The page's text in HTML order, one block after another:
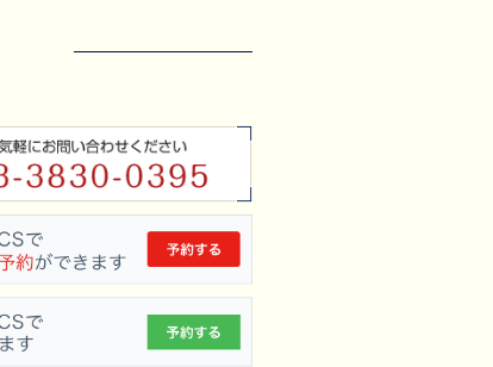
2024年7月
2024年6月
2024年5月
2024年3月